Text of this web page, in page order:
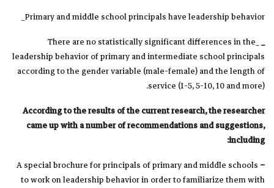
Primary and middle school principals have leadership behavior_
_
_There are no statistically significant differences in the
leadership behavior of primary and intermediate school principals
according to the gender variable (male-female) and the length of
service (1-5, 5-10, 10 and more).
According to the results of the current research, the researcher
came up with a number of recommendations and suggestions,
including:
–
A special brochure for principals of primary and middle schools
to work on leadership behavior in order to familiarize them with